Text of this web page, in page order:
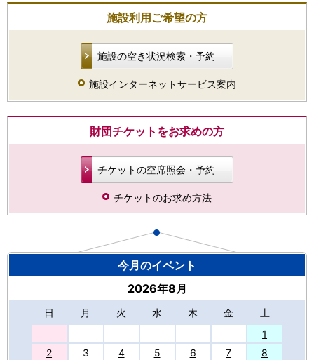
施設利用ご希望の方
施設の空き状況検索・予約
施設インターネットサービス案内
財団チケットをお求めの方
チケットの空席照会・予約
チケットのお求め方法
今月のイベント
2026年8月
日 月 火 水 木 金
土
1
2
3 4 5 6 7
8